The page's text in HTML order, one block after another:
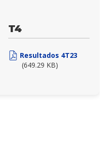
T4
Resultados 4T23
(649.29 KB)